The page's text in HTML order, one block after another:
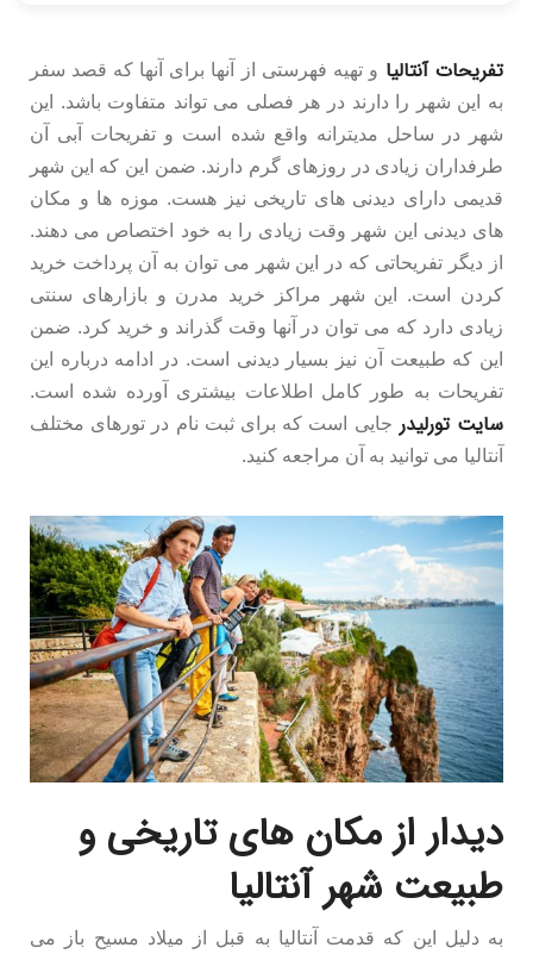
تفریحات آنتالیا و تهیه فهرستی از آنها برای آنها که قصد سفر
به این شهر را دارند در هر فصلی می تواند متفاوت باشد. این
شهر در ساحل مدیترانه واقع شده است و تفریحات آبی آن
طرفداران زیادی در روزهای گرم دارند. ضمن این که این شهر
قدیمی دارای دیدنی های تاریخی نیز هست. موزه ها و مکان
های دیدنی این شهر وقت زیادی را به خود اختصاص می دهند.
از دیگر تفریحاتی که در این شهر می توان به آن پرداخت خرید
کردن است. این شهر مراکز خرید مدرن و بازارهای سنتی
زیادی دارد که می توان در آنها وقت گذراند و خرید کرد. ضمن
این که طبیعت آن نیز بسیار دیدنی است. در ادامه درباره این
تفریحات به طور کامل اطلاعات بیشتری آورده شده است.
سایت تورلیدر جایی است که برای ثبت نام در تورهای مختلف
آنتالیا می توانید به آن مراجعه کنید.
دیدار از مکان های تاریخی و
طبیعت شهر آنتالیا
به دلیل این که قدمت آنتالیا به قبل از میلاد مسیح باز می